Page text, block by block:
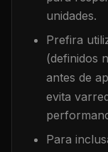
unidades.
Prefira
(definidos
antes de
evita
Para